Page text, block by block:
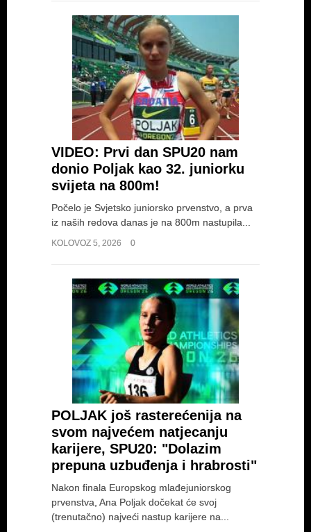
VIDEO: Prvi dan SPU20 nam
donio Poljak kao 32. juniorku
svijeta na 800m!
Počelo je Svjetsko juniorsko prvenstvo, a prva
iz naših redova danas je na 800m nastupila...
KOLOVOZ 5, 2026 0
POLJAK još rasterećenija na
svom najvećem natjecanju
karijere, SPU20: "Dolazim
prepuna uzbuđenja i hrabrosti"
Nakon finala Europskog mlađejuniorskog
prvenstva, Ana Poljak dočekat će svoj
(trenutačno) najveći nastup karijere na...